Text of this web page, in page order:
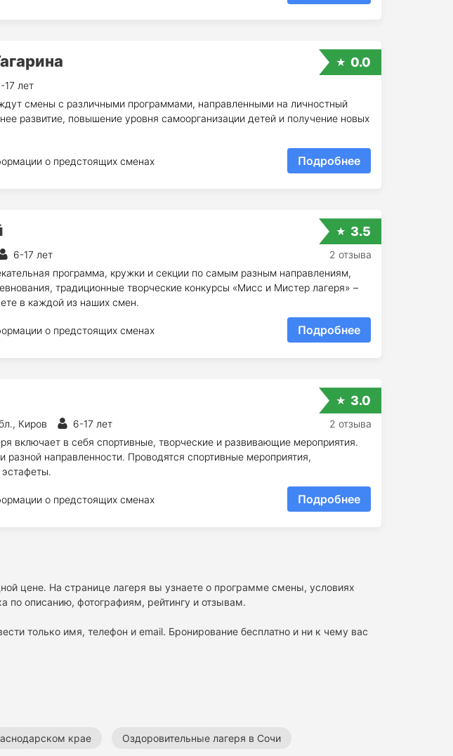
17 лет
смены с различными программами, направленными на личностный
развитие, повышение уровня самоорганизации детей и получение новых
о предстоящих сменах Подробнее
0.0
6-17 лет
программа, кружки и секции по самым разным направлениям,
традиционные творческие конкурсы «Мисс и Мистер лагеря» –
в каждой из наших смен.
о предстоящих сменах Подробнее
3.5
2 отзыва
Киров
6-17 лет
включает в себя спортивные, творческие и развивающие мероприятия.
разной направленности. Проводятся спортивные мероприятия,
о предстоящих сменах Подробнее
3.0
2 отзыва
цене. На странице лагеря вы узнаете о программе смены, условиях
по описанию, фотографиям, рейтингу и отзывам.
только имя, телефон и email. Бронирование бесплатно и ни к чему вас
крае Оздоровительные лагеря в Сочи